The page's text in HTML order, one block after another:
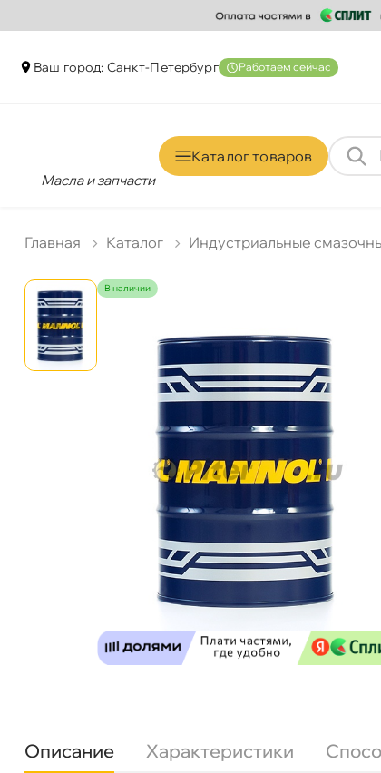
аш город: Санкт-Петербур Работаем сейчас
Масла и запчасти
Каталог товаро
Главная Катало Индустриальные
наличии
Описание Характеристики